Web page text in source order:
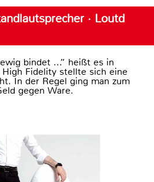
· Loutd
bindet ...“ heißt es in
Fidelity stellte sich eine
In der Regel ging man zum
gegen Ware.